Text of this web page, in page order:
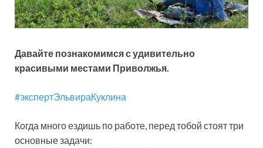
Давайте познакомимся с удивительно
красивыми местами Приволжья.
#экспертЭльвираКуклина
Когда много ездишь по работе, перед тобой стоят три
основные задачи: